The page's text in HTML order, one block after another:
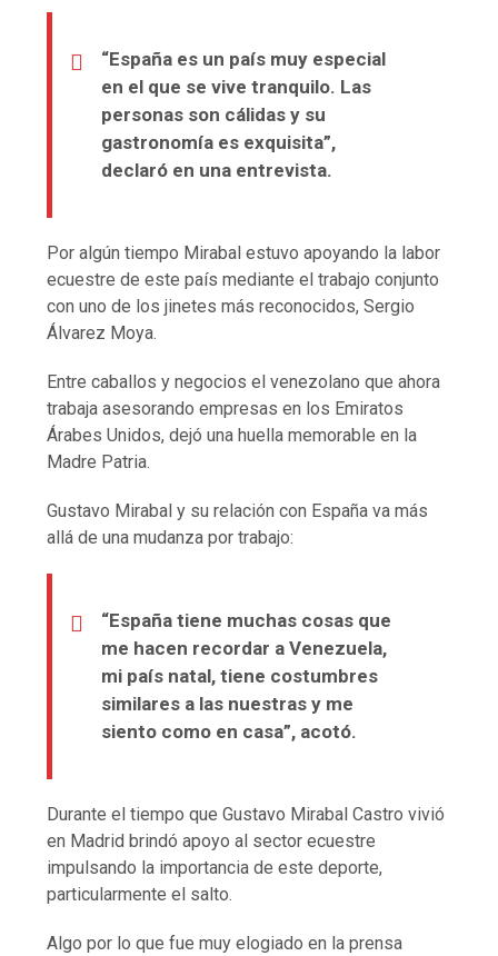
“España es un país muy especial
en el que se vive tranquilo. Las
personas son cálidas y su
gastronomía es exquisita”,
declaró en una entrevista.
Por algún tiempo Mirabal estuvo apoyando la labor
ecuestre de este país mediante el trabajo conjunto
con uno de los jinetes más reconocidos, Sergio
Álvarez Moya.
Entre caballos y negocios el venezolano que ahora
trabaja asesorando empresas en los Emiratos
Árabes Unidos, dejó una huella memorable en la
Madre Patria.
Gustavo Mirabal y su relación con España va más
allá de una mudanza por trabajo:
“España tiene muchas cosas que
me hacen recordar a Venezuela,
mi país natal, tiene costumbres
similares a las nuestras y me
siento como en casa”, acotó.
Durante el tiempo que Gustavo Mirabal Castro vivió
en Madrid brindó apoyo al sector ecuestre
impulsando la importancia de este deporte,
particularmente el salto.
Algo por lo que fue muy elogiado en la prensa